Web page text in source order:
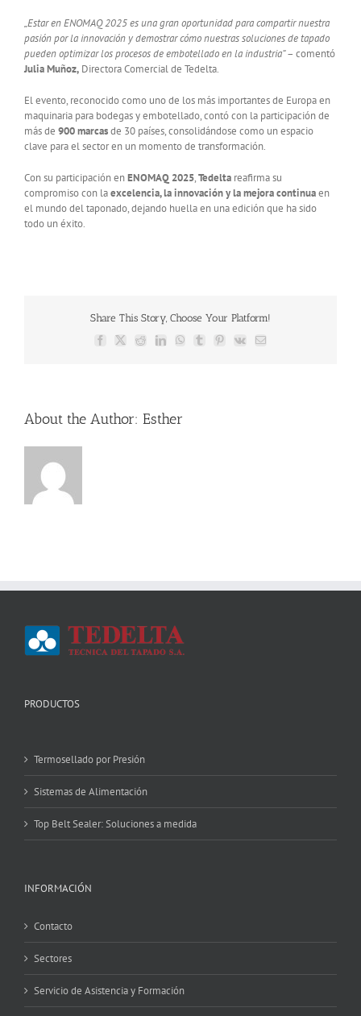
„Estar en ENOMAQ 2025 es una gran oportunidad para compartir nuestra
pasión por la innovación y demostrar cómo nuestras soluciones de tapado
pueden optimizar los procesos de embotellado en la industria“– comentó
Julia Muñoz,Directora Comercial de Tedelta.
El evento, reconocido como uno de los más importantes de Europa en
maquinaria para bodegas y embotellado, contó con la participación de
más de 900 marcasde 30 países, consolidándose como un espacio
clave para el sector en un momento de transformación.
Con su participación enENOMAQ 2025,Tedeltareafirma su
compromiso con laexcelencia, la innovación y la mejora continuaen
el mundo del taponado, dejando huella en una edición que ha sido
todo un éxito.
Share This Story, Choose Your Platform!
Facebook
X RedditLinkedInWhatsApp
TumblrPinterest
Vk Email
About the Author: Esther
PRODUCTOS
Termosellado por Presión
Sistemas de Alimentación
Top Belt Sealer: Soluciones a medida
INFORMACIÓN
Contacto
Sectores
Servicio de Asistencia y Formación